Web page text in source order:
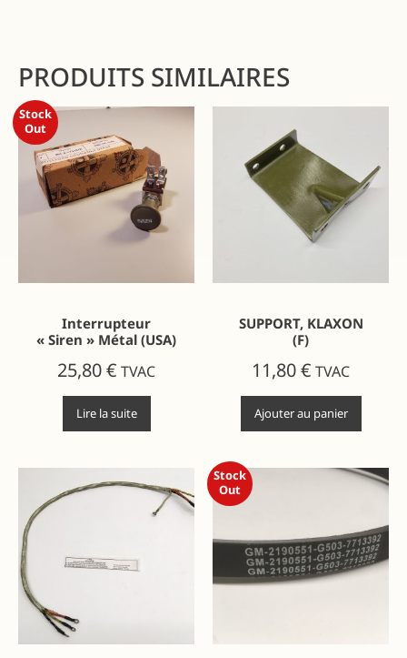
PRODUITS SIMILAIRES
Stock
Out
Interrupteur
« Siren » Métal (USA)
25,80€ TVAC
Lire la suite
SUPPORT, KLAXON
(F)
11,80€ TVAC
Ajouter au panier
Stock
Out